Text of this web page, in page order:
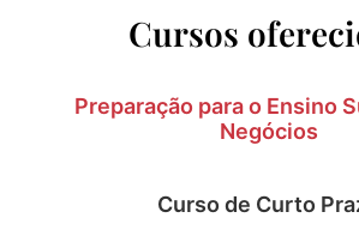
Cursos
Preparação para o Ensino
Negócios
Curso de Curto